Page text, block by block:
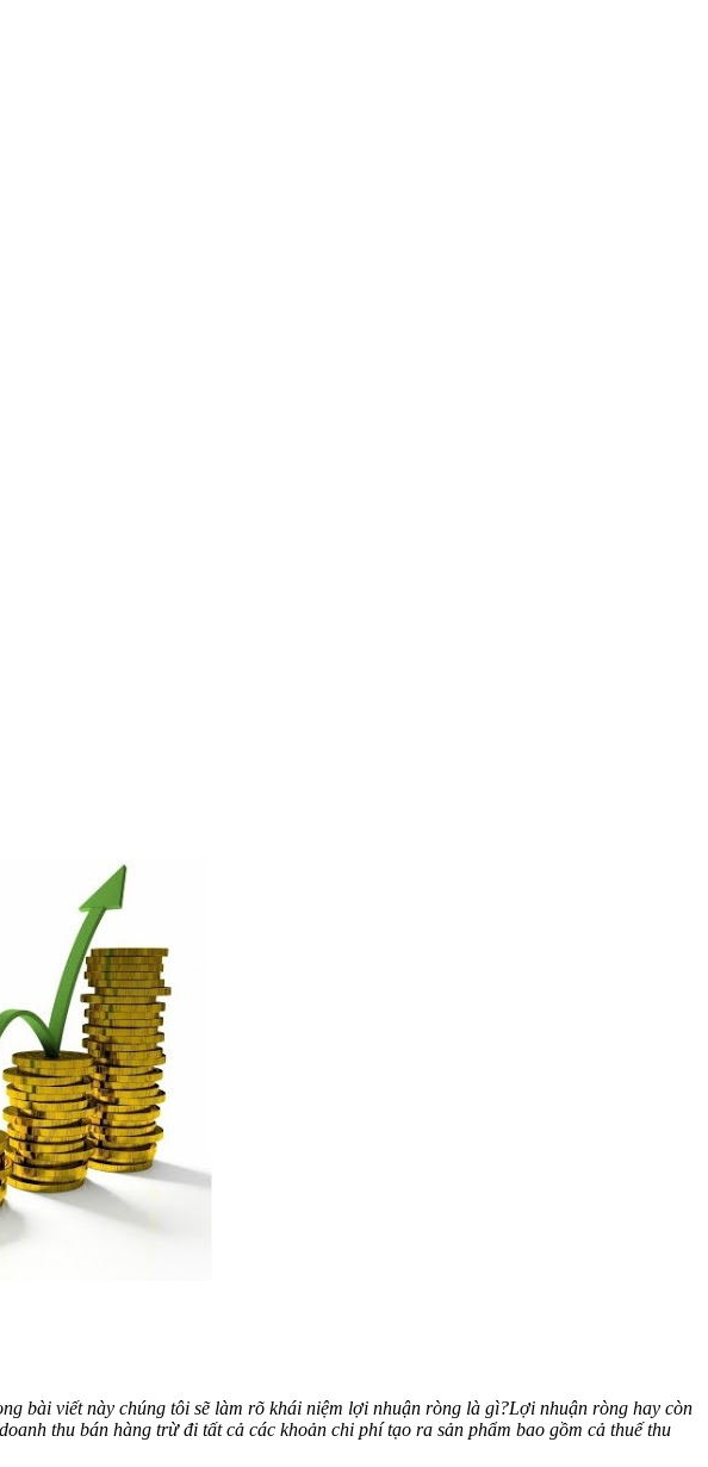
bài viết này chúng tôi sẽ làm rõ khái niệm lợi nhuận ròng là gì?Lợi nhuận ròng hay còn
thu bán hàng trừ đi tất cả các khoản chi phí tạo ra sản phẩm bao gồm cả thuế thu